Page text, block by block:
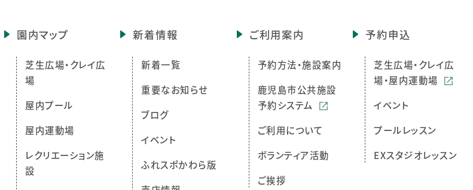
園内マップ
芝生広場・クレイ広
場
屋内プール
屋内運動場
レクリエーション施
設
新着情報
新着一覧
重要なお知らせ
ブログ
イベント
ふれスポかわら版
ご利用案内
予約方法・施設案内
鹿児島市公共施設
予約システム
ご利用について
ボランティア活動
ご挨拶
予約申込
芝生広場・クレイ広
場・屋内運動場
イベント
プールレッスン
EXスタジオレッスン